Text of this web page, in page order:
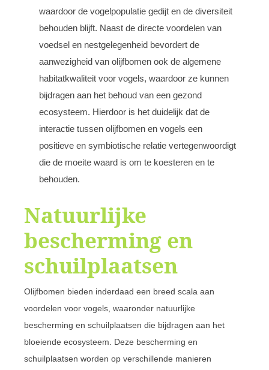
waardoor de vogelpopulatie gedijt en de diversiteit
behouden blijft. Naast de directe voordelen van
voedsel en nestgelegenheid bevordert de
aanwezigheid van olijfbomen ook de algemene
habitatkwaliteit voor vogels, waardoor ze kunnen
bijdragen aan het behoud van een gezond
ecosysteem. Hierdoor is het duidelijk dat de
interactie tussen olijfbomen en vogels een
positieve en symbiotische relatie vertegenwoordigt
die de moeite waard is om te koesteren en te
behouden.
Natuurlijke
bescherming en
schuilplaatsen
Olijfbomen bieden inderdaad een breed scala aan
voordelen voor vogels, waaronder natuurlijke
bescherming en schuilplaatsen die bijdragen aan het
bloeiende ecosysteem. Deze bescherming en
schuilplaatsen worden op verschillende manieren